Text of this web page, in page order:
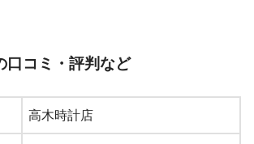
口コミ・評判など
高木時計店